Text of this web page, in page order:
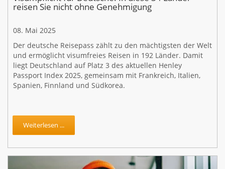
reisen Sie nicht ohne Genehmigung
08. Mai 2025
Der deutsche Reisepass zählt zu den mächtigsten der Welt
und ermöglicht visumfreies Reisen in 192 Länder. Damit
liegt Deutschland auf Platz 3 des aktuellen Henley
Passport Index 2025, gemeinsam mit Frankreich, Italien,
Spanien, Finnland und Südkorea.
Weiterlesen ...